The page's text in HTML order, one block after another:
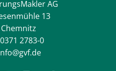
AG
13
2783-0